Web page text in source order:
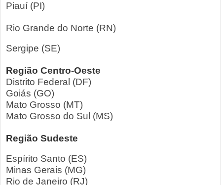
Piauí (PI)
Rio Grande do Norte (RN)
Sergipe (SE)
Região Centro-Oeste
Distrito Federal (DF)
Goiás (GO)
Mato Grosso (MT)
Mato Grosso do Sul (MS)
Região Sudeste
Espírito Santo (ES)
Minas Gerais (MG)
Rio de Janeiro (RJ)